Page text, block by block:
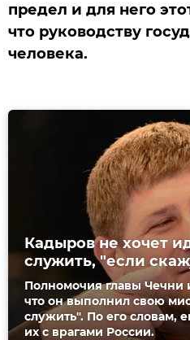
предел и для него
что руководству
человека.
Кадыров не хочет
служить, "если
Полномочия главы Чечни
что он выполнил свою
служить". По его словам,
их с врагами России.